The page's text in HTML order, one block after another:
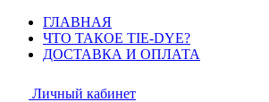
ГЛАВНАЯ
ЧТО ТАКОЕ TIE-DYE?
ДОСТАВКА И ОПЛАТА
Личный кабинет